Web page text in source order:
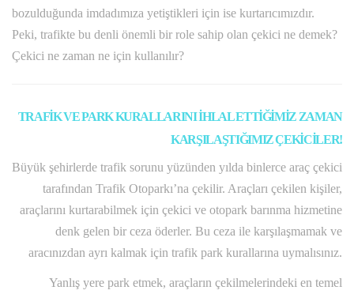
bozulduğunda imdadımıza yetiştikleri için ise kurtarıcımızdır.
Peki, trafikte bu denli önemli bir role sahip olan çekici ne demek?
Çekici ne zaman ne için kullanılır?
TRAFİK VE PARK KURALLARINI İHLAL ETTİĞİMİZ ZAMAN
KARŞILAŞTIĞIMIZ ÇEKİCİLER!
Büyük şehirlerde trafik sorunu yüzünden yılda binlerce araç çekici
tarafından Trafik Otoparkı’na çekilir. Araçları çekilen kişiler,
araçlarını kurtarabilmek için çekici ve otopark barınma hizmetine
denk gelen bir ceza öderler. Bu ceza ile karşılaşmamak ve
aracınızdan ayrı kalmak için trafik park kurallarına uymalısınız.
Yanlış yere park etmek, araçların çekilmelerindeki en temel